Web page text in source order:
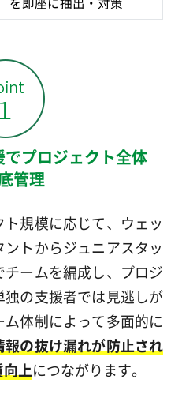
プロジェクト全体
管理
規模に応じて、ウェッ
トからジュニアスタッ
ームを編成し、プロジ
の支援者では見逃しが
体制によって多面的に
報の抜け漏れが防止され
上につながります。